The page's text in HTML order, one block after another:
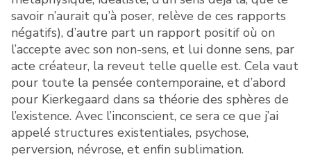
savoir n’aurait qu’à poser, relève de ces rapports
négatifs), d’autre part un rapport positif où on
l’accepte avec son non-sens, et lui donne sens, par
acte créateur, la reveut telle quelle est. Cela vaut
pour toute la pensée contemporaine, et d’abord
pour Kierkegaard dans sa théorie des sphères de
l’existence. Avec l’inconscient, ce sera ce que j’ai
appelé structures existentiales, psychose,
perversion, névrose, et enfin sublimation.